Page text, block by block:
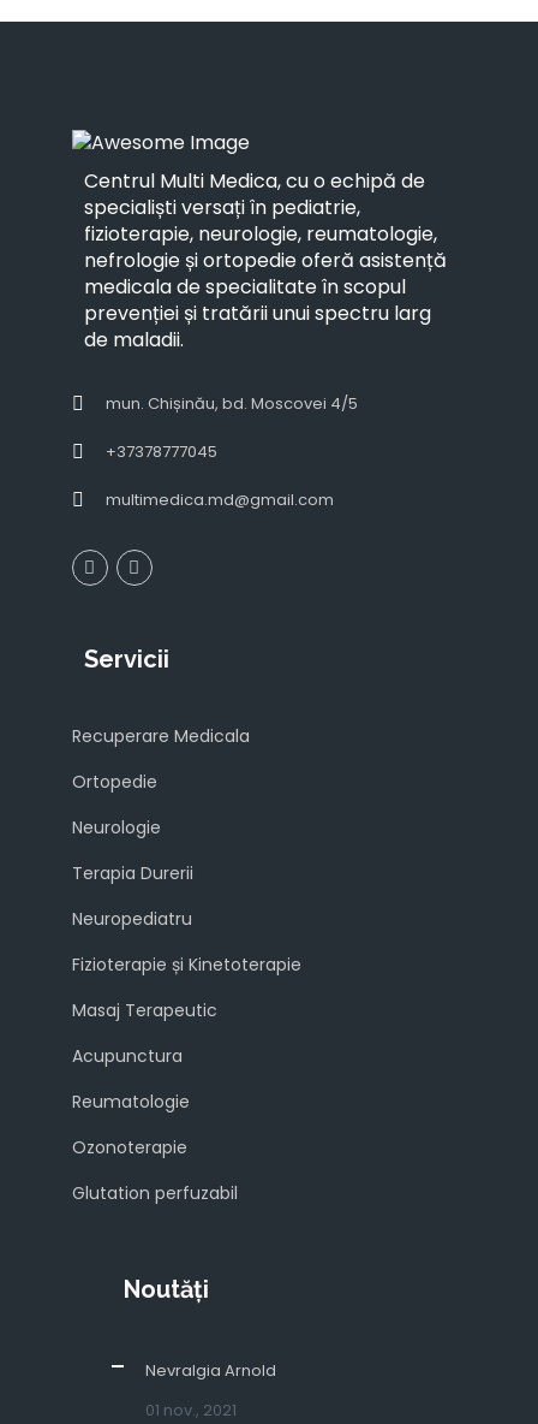
Centrul Multi Medica, cu o echipă de
specialiști versați în pediatrie,
fizioterapie, neurologie, reumatologie,
nefrologie și ortopedie oferă asistență
medicala de specialitate în scopul
prevenției și tratării unui spectru larg
de maladii.
mun. Chișinău, bd. Moscovei 4/5
+37378777045
multimedica.md@gmail.com
Servicii
Recuperare Medicala
Ortopedie
Neurologie
Terapia Durerii
Neuropediatru
Fizioterapie și Kinetoterapie
Masaj Terapeutic
Acupunctura
Reumatologie
Ozonoterapie
Glutation perfuzabil
Noutăți
Nevralgia Arnold
01 nov., 2021